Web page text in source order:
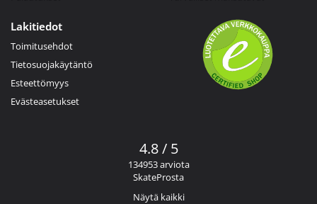
Lakitiedot
Toimitusehdot
Tietosuojakäytäntö
Esteettömyys
Evästeasetukset
4.8 / 5
134953 arviota
SkateProsta
Näytä kaikki